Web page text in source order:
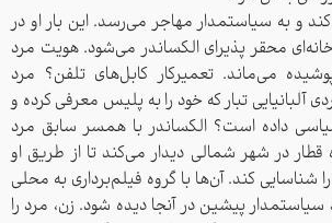
و به سیاستمدار مهاجر می‌رسد. این بار او در
محقر پذیرای الکساندر می‌شود. هویت مرد
می‌ماند. تعمیرکار کابل‌های تلفن؟ مرد
تبار که خود را به پلیس معرفی کرده و
داده است؟ الکساندر با همسر سابق مرد
قطار در شهر شمالی دیدار می‌کند تا از طریق او
شناسایی کند. آن‌ها با گروه فیلم‌برداری به محلی
سیاستمدار پیشین در آنجا دیده شود. زن، مرد را